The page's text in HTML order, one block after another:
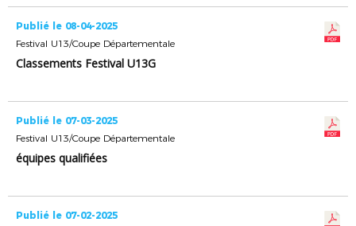
Publié le 08-04-2025
Festival U13/Coupe Départementale
Classements Festival U13G
Publié le 07-03-2025
Festival U13/Coupe Départementale
équipes qualifiées
Publié le 07-02-2025